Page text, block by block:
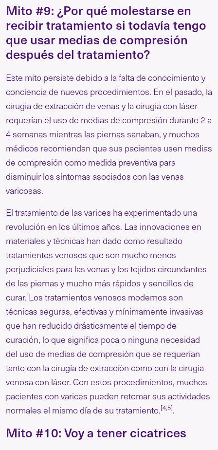
Mito #9: ¿Por qué molestarse en
recibir tratamiento si todavía tengo
que usar medias de compresión
después del tratamiento?
Este mito persiste debido a la falta de conocimiento y
conciencia de nuevos procedimientos. En el pasado, la
cirugía de extracción de venas y la cirugía con láser
requerían el uso de medias de compresión durante 2 a
4 semanas mientras las piernas sanaban, y muchos
médicos recomiendan que sus pacientes usen medias
de compresión como medida preventiva para
disminuir los síntomas asociados con las venas
varicosas.
El tratamiento de las varices ha experimentado una
revolución en los últimos años. Las innovaciones en
materiales y técnicas han dado como resultado
tratamientos venosos que son mucho menos
perjudiciales para las venas y los tejidos circundantes
de las piernas y mucho más rápidos y sencillos de
curar. Los tratamientos venosos modernos son
técnicas seguras, efectivas y mínimamente invasivas
que han reducido drásticamente el tiempo de
curación, lo que significa poca o ninguna necesidad
del uso de medias de compresión que se requerían
tanto con la cirugía de extracción como con la cirugía
venosa con láser. Con estos procedimientos, muchos
pacientes con varices pueden retomar sus actividades
normales el mismo día de su tratamiento.[4,5].
Mito #10: Voy a tener cicatrices